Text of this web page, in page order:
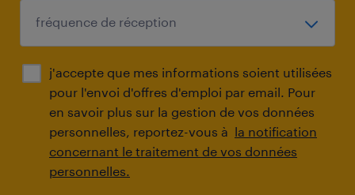
j'accepte que mes informations soient utilisées
pour l'envoi d'offres d'emploi par email. Pour
en savoir plus sur la gestion de vos données
personnelles, reportez-vous à la notification
concernant le traitement de vos données
personnelles.